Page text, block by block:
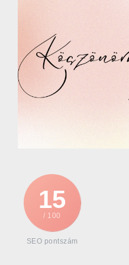
15
/ 100
SEO pontszám